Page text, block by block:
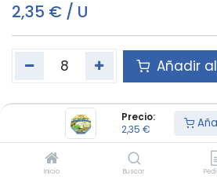
Precio:
2,35 €
Inicio Buscar
2,35 € / U
Añadir
Este producto es vendido en cajas de 8
Términos y condiciones: